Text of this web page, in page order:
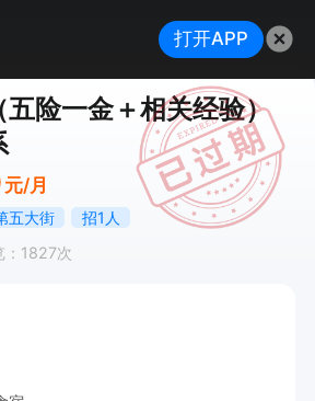
险一金＋相关经验）
元/月
五大街
招1人
：1827次
打开APP